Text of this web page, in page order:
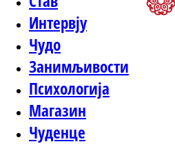
Интервју
Чудо
Занимљивости
Психологија
Магазин
Чуденце